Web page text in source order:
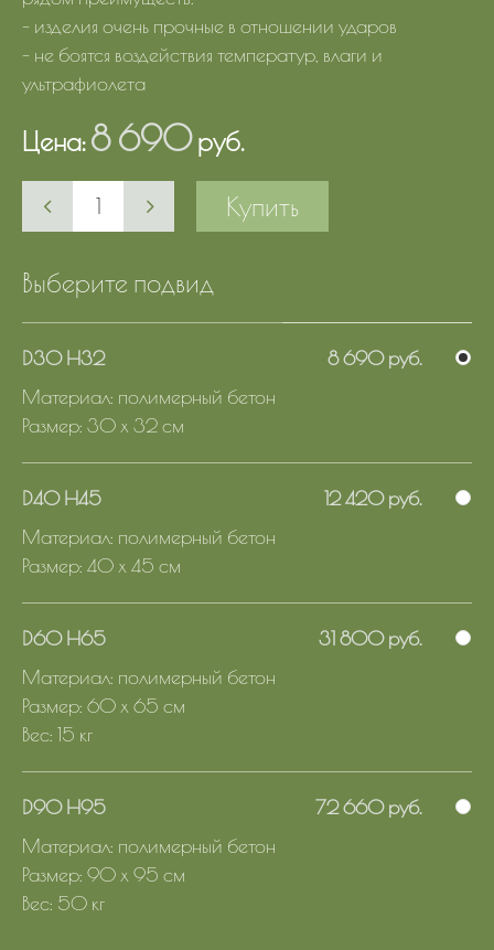
- изделия очень прочные в отношении ударов
- не боятся воздействия температур, влаги и
ультрафиолета
Цена:8 690руб.
Купить
Выберите подвид
D30 H32
Материал: полимерный бетон
Размер: 30 x 32 см
8 690 руб.
D40 H45
Материал: полимерный бетон
Размер: 40 x 45 см
12 420 руб.
D60 H65
Материал: полимерный бетон
Размер: 60 x 65 см
Вес: 15 кг
31 800 руб.
D90 H95
Материал: полимерный бетон
Размер: 90 x 95 см
Вес: 50 кг
72 660 руб.